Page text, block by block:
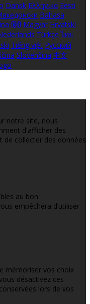
Dansk Ελληνικά Eesti
Bahasa
हिंदी Magyar Hrvatski
Türkçe ไทย
Tiếng việt Русский
Slovenčina 中文
notre site, nous
d'afficher des
de collecter des données
au bon
empêchera d’utiliser
mémoriser vos choix
désactivez ces
lors de vos